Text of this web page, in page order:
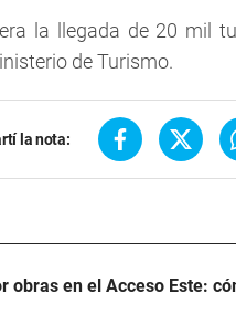
la llegada de 20 mil
de Turismo.
la nota:
obras en el Acceso Este: